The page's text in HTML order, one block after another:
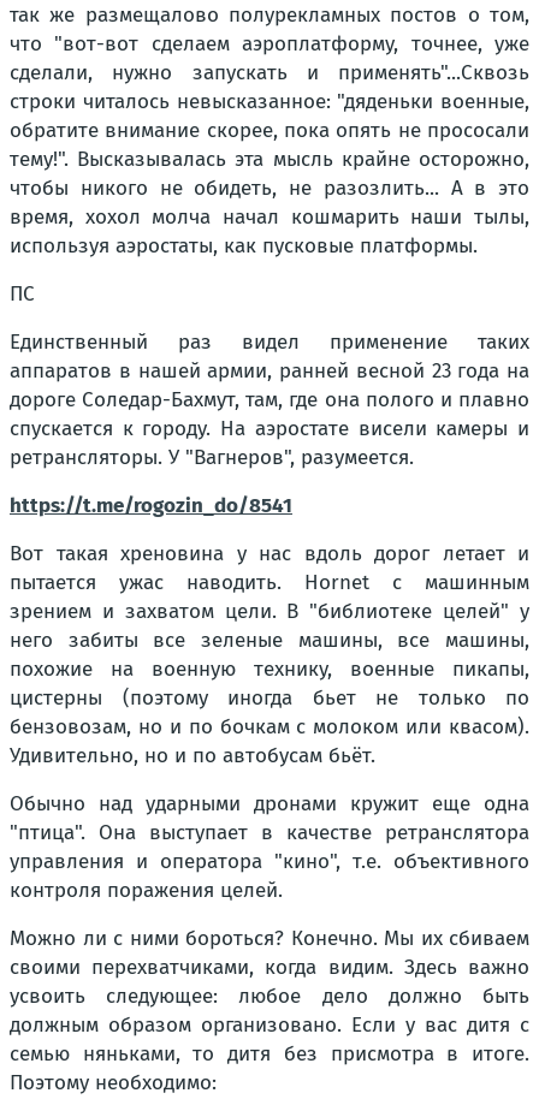
так же размещалово полурекламных постов о том,
что "вот-вот сделаем аэроплатформу, точнее, уже
сделали, нужно запускать и применять"...Сквозь
строки читалось невысказанное: "дяденьки военные,
обратите внимание скорее, пока опять не прососали
тему!". Высказывалась эта мысль крайне осторожно,
чтобы никого не обидеть, не разозлить... А в это
время, хохол молча начал кошмарить наши тылы,
используя аэростаты, как пусковые платформы.
ПС
Единственный раз видел применение таких
аппаратов в нашей армии, ранней весной 23 года на
дороге Соледар-Бахмут, там, где она полого и плавно
спускается к городу. На аэростате висели камеры и
ретрансляторы. У "Вагнеров", разумеется.
https://t.me/rogozin_do/8541
Вот такая хреновина у нас вдоль дорог летает и
пытается ужас наводить. Hornet с машинным
зрением и захватом цели. В "библиотеке целей" у
него забиты все зеленые машины, все машины,
похожие на военную технику, военные пикапы,
цистерны (поэтому иногда бьет не только по
бензовозам, но и по бочкам с молоком или квасом).
Удивительно, но и по автобусам бьёт.
Обычно над ударными дронами кружит еще одна
"птица". Она выступает в качестве ретранслятора
управления и оператора "кино", т.е. объективного
контроля поражения целей.
Можно ли с ними бороться? Конечно. Мы их сбиваем
своими перехватчиками, когда видим. Здесь важно
усвоить следующее: любое дело должно быть
должным образом организовано. Если у вас дитя с
семью няньками, то дитя без присмотра в итоге.
Поэтому необходимо: